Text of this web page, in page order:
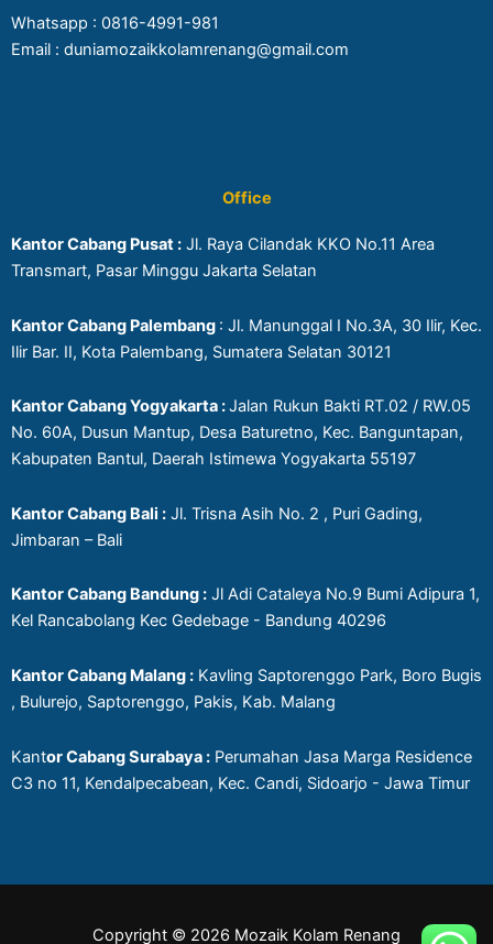
Whatsapp : 0816-4991-981
Email : duniamozaikkolamrenang@gmail.com
Office
Kantor Cabang Pusat : Jl. Raya Cilandak KKO No.11 Area
Transmart, Pasar Minggu Jakarta Selatan
Kantor Cabang Palembang : Jl. Manunggal I No.3A, 30 Ilir, Kec.
Ilir Bar. II, Kota Palembang, Sumatera Selatan 30121
Kantor Cabang Yogyakarta :Jalan Rukun Bakti RT.02 / RW.05
No. 60A, Dusun Mantup, Desa Baturetno, Kec. Banguntapan,
Kabupaten Bantul, Daerah Istimewa Yogyakarta 55197
Kantor Cabang Bali : Jl. Trisna Asih No. 2 , Puri Gading,
Jimbaran – Bali
Kantor Cabang Bandung : Jl Adi Cataleya No.9 Bumi Adipura 1,
Kel Rancabolang Kec Gedebage - Bandung 40296
Kantor Cabang Malang : Kavling Saptorenggo Park, Boro Bugis
, Bulurejo, Saptorenggo, Pakis, Kab. Malang
Kantor Cabang Surabaya : Perumahan Jasa Marga Residence
C3 no 11, Kendalpecabean, Kec. Candi, Sidoarjo - Jawa Timur
Copyright © 2026 Mozaik Kolam Renang